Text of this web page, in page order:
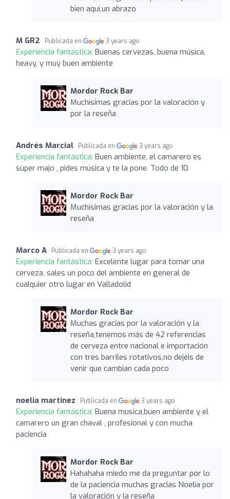
bien aquí,un abrazo
M GR2 Publicada en 3 years ago
Experiencia fantástica: Buenas cervezas, buena música,
heavy, y muy buen ambiente
Mordor Rock Bar
Muchísimas gracias por la valoración y
por la reseña
Andrés Marcial Publicada en 3 years ago
Experiencia fantástica: Buen ambiente, el camarero es
súper majo , pides música y te la pone. Todo de 10.
Mordor Rock Bar
Muchísimas gracias por la valoración y la
reseña
Marco A Publicada en 3 years ago
Experiencia fantástica: Excelente lugar para tomar una
cerveza, sales un poco del ambiente en general de
cualquier otro lugar en Valladolid
Mordor Rock Bar
Muchas gracias por la valoración y la
reseña,tenemos más de 42 referencias
de cerveza entre nacional e importación
con tres barriles rotativos,no dejéis de
venir que cambian cada poco
noelia martinez Publicada en 3 years ago
Experiencia fantástica: Buena musica,buen ambiente y el
camarero un gran chaval , profesional y con mucha
paciencia
Mordor Rock Bar
Hahahaha miedo me da preguntar por lo
de la paciencia muchas gracias Noelia por
la valoración y la reseña